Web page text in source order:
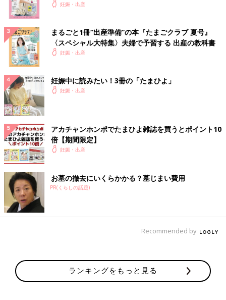
妊娠・出産
まるごと1冊“出産準備”の本『たまごクラブ 夏号』
〈スペシャル大特集〉夫婦で予習する 出産の教科書
妊娠・出産
妊娠中に読みたい！3冊の「たまひよ」
妊娠・出産
アカチャンホンポでたまひよ雑誌を買うとポイント10
倍【期間限定】
妊娠・出産
お墓の撤去にいくらかかる？墓じまい費用
PR(くらしの話題)
Recommended by
ランキングをもっと見る